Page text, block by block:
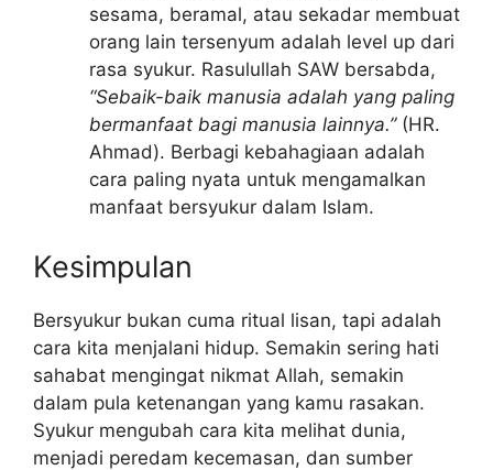
sesama, beramal, atau sekadar membuat
orang lain tersenyum adalah level up dari
rasa syukur. Rasulullah SAW bersabda,
“Sebaik-baik manusia adalah yang paling
bermanfaat bagi manusia lainnya.”(HR.
Ahmad). Berbagi kebahagiaan adalah
cara paling nyata untuk mengamalkan
manfaat bersyukur dalam Islam.
Kesimpulan
Bersyukur bukan cuma ritual lisan, tapi adalah
cara kita menjalani hidup. Semakin sering hati
sahabat mengingat nikmat Allah, semakin
dalam pula ketenangan yang kamu rasakan.
Syukur mengubah cara kita melihat dunia,
menjadi peredam kecemasan, dan sumber